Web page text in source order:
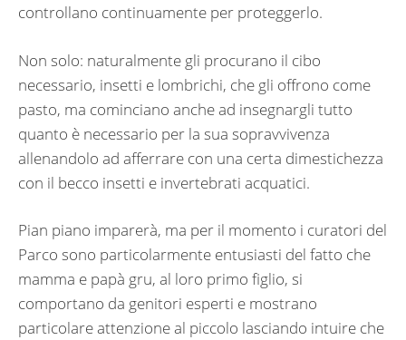
controllano continuamente per proteggerlo.
Non solo: naturalmente gli procurano il cibo
necessario, insetti e lombrichi, che gli offrono come
pasto, ma cominciano anche ad insegnargli tutto
quanto è necessario per la sua sopravvivenza
allenandolo ad afferrare con una certa dimestichezza
con il becco insetti e invertebrati acquatici.
Pian piano imparerà, ma per il momento i curatori del
Parco sono particolarmente entusiasti del fatto che
mamma e papà gru, al loro primo figlio, si
comportano da genitori esperti e mostrano
particolare attenzione al piccolo lasciando intuire che